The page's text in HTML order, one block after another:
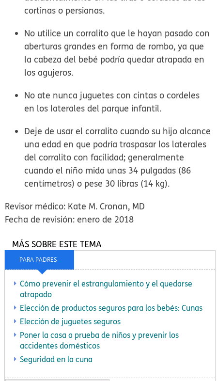
cortinas o persianas.
No utilice un corralito que le hayan pasado con
aberturas grandes en forma de rombo, ya que
la cabeza del bebé podría quedar atrapada en
los agujeros.
No ate nunca juguetes con cintas o cordeles
en los laterales del parque infantil.
Deje de usar el corralito cuando su hijo alcance
una edad en que podría traspasar los laterales
del corralito con facilidad; generalmente
cuando el niño mida unas 34 pulgadas (86
centímetros) o pese 30 libras (14 kg).
Revisor médico: Kate M. Cronan, MD
Fecha de revisión: enero de 2018
PARA PADRES
MÁS SOBRE ESTE TEMA
Cómo prevenir el estrangulamiento y el quedarse
atrapado
Elección de productos seguros para los bebés: Cunas
Elección de juguetes seguros
Poner la casa a prueba de niños y prevenir los
accidentes domésticos
Seguridad en la cuna